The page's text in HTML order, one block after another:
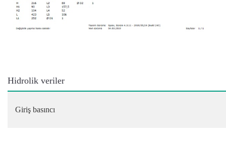
Hidrolik veriler
Giriş basıncı